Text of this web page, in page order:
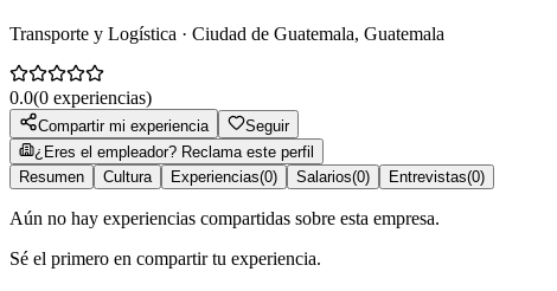
Transporte y Logística · Ciudad de Guatemala, Guatemala
0.0(0 experiencias)
Compartir mi experiencia
Seguir
¿Eres el empleador? Reclama este perfil
Resumen
Cultura Experiencias(0) Salarios(0) Entrevistas(0)
Aún no hay experiencias compartidas sobre esta empresa.
Sé el primero en compartir tu experiencia.